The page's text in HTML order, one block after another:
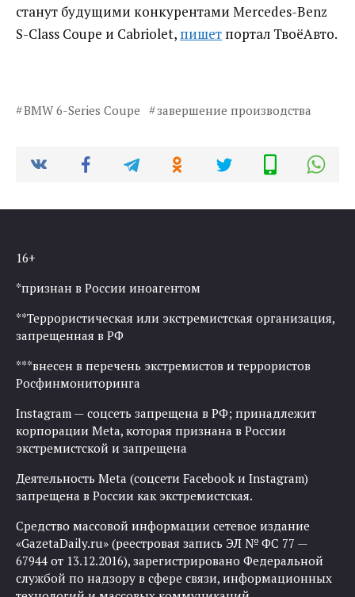
станут будущими конкурентами Mercedes-Benz
S-Class Coupe и Cabriolet, пишет портал ТвоёАвто.
BMW 6-Series Coupe завершение производства
16+
*признан в России иноагентом
**Террористическая или экстремистская организация,
запрещенная в РФ
***внесен в перечень экстремистов и террористов
Росфинмониторинга
Instagram — соцсеть запрещена в РФ; принадлежит
корпорации Meta, которая признана в России
экстремистской и запрещена
Деятельность Meta (соцсети Facebook и Instagram)
запрещена в России как экстремистская.
Средство массовой информации сетевое издание
«GazetaDaily.ru» (реестровая запись ЭЛ № ФС 77 —
67944 от 13.12.2016), зарегистрировано Федеральной
службой по надзору в сфере связи, информационных